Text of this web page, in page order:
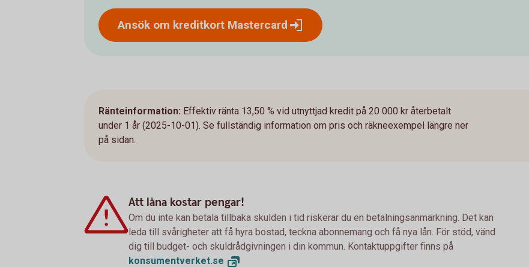
Ansök om kreditkort Mastercard
Ränteinformation: Effektiv ränta 13,50 % vid utnyttjad kredit på 20 000 kr återbetalt
under 1 år (2025-10-01). Se fullständig information om pris och räkneexempel längre ner
på sidan.
Att låna kostar pengar!
Om du inte kan betala tillbaka skulden i tid riskerar du en betalningsanmärkning. Det kan
leda till svårigheter att få hyra bostad, teckna abonnemang och få nya lån. För stöd, vänd
dig till budget- och skuldrådgivningen i din kommun. Kontaktuppgifter finns på
konsumentverket.se